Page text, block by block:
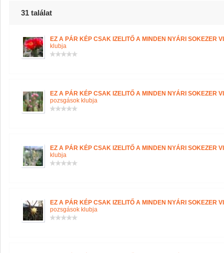
31 találat
EZ A PÁR KÉP CSAK IZELITŐ A MINDEN NYÁRI SOKEZER
klubja
EZ A PÁR KÉP CSAK IZELITŐ A MINDEN NYÁRI SOKEZER
pozsgások klubja
EZ A PÁR KÉP CSAK IZELITŐ A MINDEN NYÁRI SOKEZER
klubja
EZ A PÁR KÉP CSAK IZELITŐ A MINDEN NYÁRI SOKEZER
pozsgások klubja